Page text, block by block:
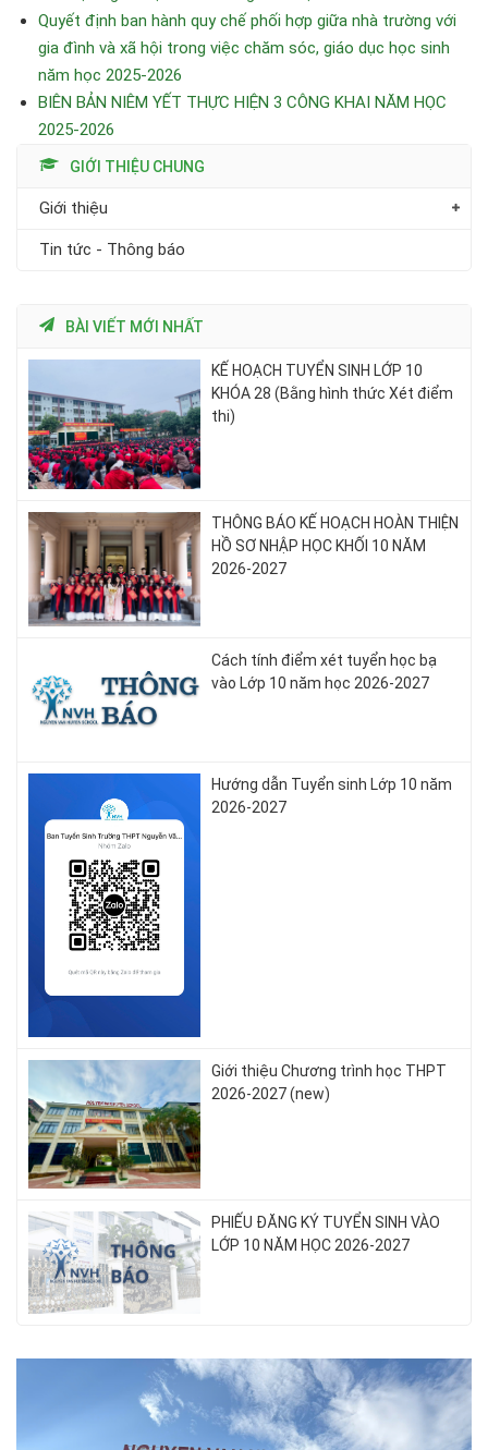
Quyết định ban hành quy chế phối hợp giữa nhà trường với
gia đình và xã hội trong việc chăm sóc, giáo dục học sinh
năm học 2025-2026
BIÊN BẢN NIÊM YẾT THỰC HIỆN 3 CÔNG KHAI NĂM HỌC
2025-2026
GIỚI THIỆU CHUNG
Giới thiệu
Tin tức - Thông báo
BÀI VIẾT MỚI NHẤT
KẾ HOẠCH TUYỂN SINH LỚP 10
KHÓA 28 (Bằng hình thức Xét điểm
thi)
THÔNG BÁO KẾ HOẠCH HOÀN THIỆN
HỒ SƠ NHẬP HỌC KHỐI 10 NĂM
2026-2027
Cách tính điểm xét tuyển học bạ
vào Lớp 10 năm học 2026-2027
Hướng dẫn Tuyển sinh Lớp 10 năm
2026-2027
Giới thiệu Chương trình học THPT
2026-2027 (new)
PHIẾU ĐĂNG KÝ TUYỂN SINH VÀO
LỚP 10 NĂM HỌC 2026-2027